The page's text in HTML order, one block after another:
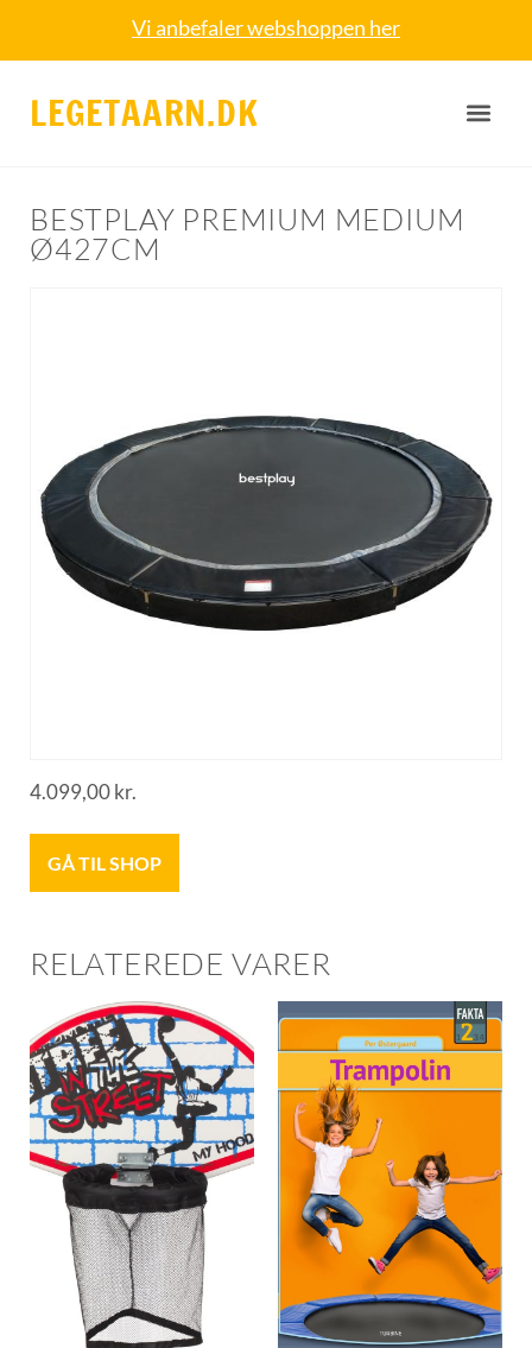
Vi anbefaler webshoppen her
LEGETAARN.DK
BESTPLAY PREMIUM MEDIUM
Ø427CM
4.099,00kr.
GÅ TIL SHOP
RELATEREDE VARER